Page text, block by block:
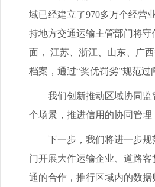
域已经建立了970多万个经营
持地方交通运输主管部门将
面， 江苏、浙江、山东、广
档案，通过“奖优罚劣”规范
我们创新推动区域协同监管
个场景，推进信用的协同管
下一步，我们将进一步规范
门开展大件运输企业、道路
通的合作，推行区域内的数